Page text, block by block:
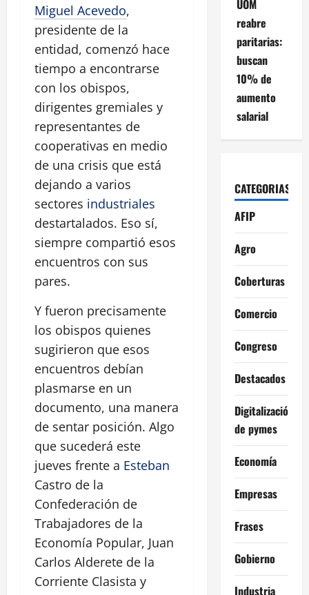
Miguel Acevedo,
presidente de la
entidad, comenzó hace
tiempo a encontrarse
con los obispos,
dirigentes gremiales y
representantes de
cooperativas en medio
de una crisis que está
dejando a varios
sectores industriales
destartalados. Eso sí,
siempre compartió esos
encuentros con sus
pares.
Y fueron precisamente
los obispos quienes
sugirieron que esos
encuentros debían
plasmarse en un
documento, una manera
de sentar posición. Algo
que sucederá este
jueves frente a Esteban
Castro de la
Confederación de
Trabajadores de la
Economía Popular, Juan
Carlos Alderete de la
Corriente Clasista y
UOM
reabre
paritarias:
buscan
10% de
aumento
salarial
CATEGORIAS
AFIP
Agro
Coberturas
Comercio
Congreso
Destacados
Digitalización
de pymes
Economía
Empresas
Frases
Gobierno
Industria